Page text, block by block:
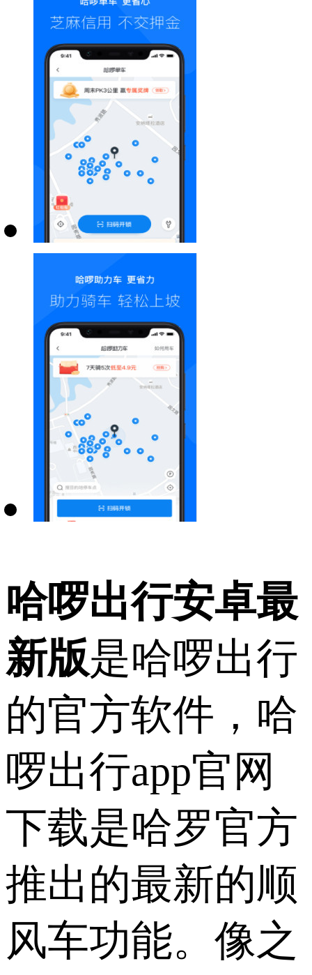
哈啰出行安卓最
新版是哈啰出行
的官方软件，哈
啰出行app官网
下载是哈罗官方
推出的最新的顺
风车功能。像之